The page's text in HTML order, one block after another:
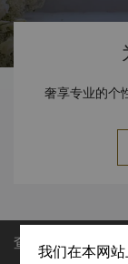
奢享专业的个
查找或预订
我们在本网